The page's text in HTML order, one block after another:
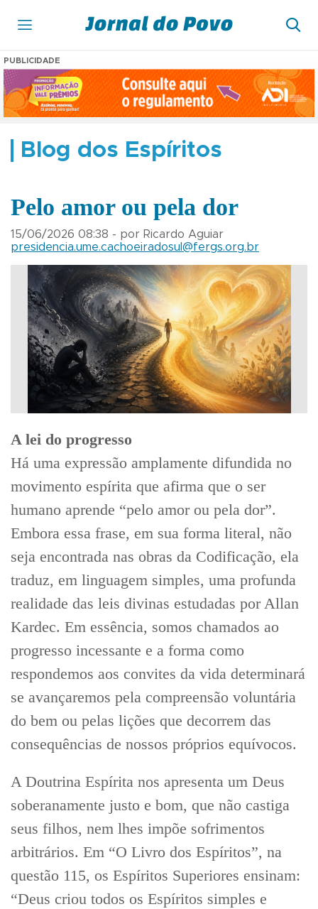
PUBLICIDADE
Blog dos Espíritos
Pelo amor ou pela dor
15/06/2026 08:38 - por Ricardo Aguiar
presidencia.ume.cachoeiradosul@fergs.org.br
A lei do progresso
Há uma expressão amplamente difundida no
movimento espírita que afirma que o ser
humano aprende “pelo amor ou pela dor”.
Embora essa frase, em sua forma literal, não
seja encontrada nas obras da Codificação, ela
traduz, em linguagem simples, uma profunda
realidade das leis divinas estudadas por Allan
Kardec. Em essência, somos chamados ao
progresso incessante e a forma como
respondemos aos convites da vida determinará
se avançaremos pela compreensão voluntária
do bem ou pelas lições que decorrem das
consequências de nossos próprios equívocos.
A Doutrina Espírita nos apresenta um Deus
soberanamente justo e bom, que não castiga
seus filhos, nem lhes impõe sofrimentos
arbitrários. Em “O Livro dos Espíritos”, na
questão 115, os Espíritos Superiores ensinam:
“Deus criou todos os Espíritos simples e